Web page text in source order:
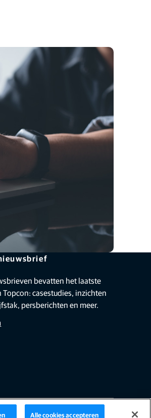
bevatten het laatste
Topcon: casestudies, inzichten
persberichten en meer.
Alle cookies accepteren